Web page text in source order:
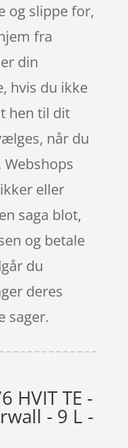
og slippe for,
fra
din
hvis du ikke
hen til dit
når du
eller
saga blot,
og betale
du
deres
sager.
HVIT TE -
- 9 L -